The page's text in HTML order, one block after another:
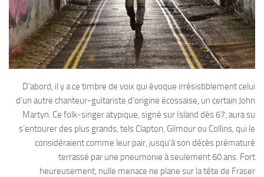
D’abord, il y a ce timbre de voix qui évoque irrésistiblement celui
d’un autre chanteur-guitariste d’origine écossaise, un certain John
Martyn. Ce folk-singer atypique, signé sur Island dés 67, aura su
s’entourer des plus grands, tels Clapton, Gilmour ou Collins, qui le
considéraient comme leur pair, jusqu’à son décès prématuré
terrassé par une pneumonie à seulement 60 ans. Fort
heureusement, nulle menace ne plane sur la tête de Fraser